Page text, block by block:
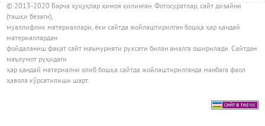
© 2013-2020 Барча ҳуқуқлар ҳимоя қилинган. Фотосуратлар, сайт дизайни
(ташқи безаги),
муаллифлик материаллари, ёки сайтда жойлаштирилган бошқа ҳар қандай
материаллардан
фойдаланиш фақат сайт маъмурияти рухсати билан амалга оширилади. Сайтдан
маълумот руҳидаги
ҳар қандай материални олиб бошқа сайтда жойлаштирилганда манбага фаол
ҳавола кўрсатилиши шарт.